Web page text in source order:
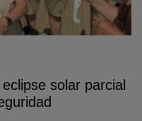
solar parcial